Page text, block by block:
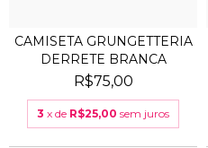
CAMISETA GRUNGETTERIA
DERRETE BRANCA
R$75,00
3 x de R$25,00 sem juros